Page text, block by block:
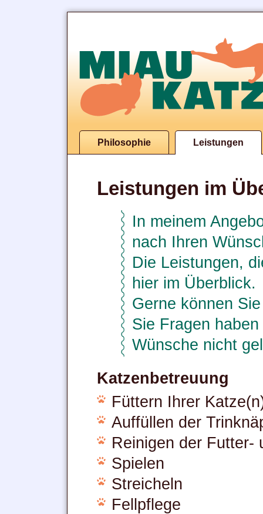
Philosophie Leistungen
Leistungen im
In meinem
nach Ihren
Die Leistungen,
hier im Überblick.
Gerne können
Sie Fragen
Wünsche nicht
Katzenbetreuung
Füttern Ihrer
Auffüllen der
Reinigen der Futter-
Spielen
Streicheln
Fellpflege